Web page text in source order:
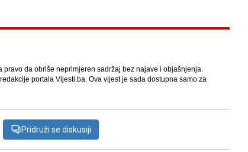
pravo da obriše neprimjeren sadržaj bez najave i objašnjenja.
portala Vijesti.ba. Ova vijest je sada dostupna samo za
Pridruži se diskusiji